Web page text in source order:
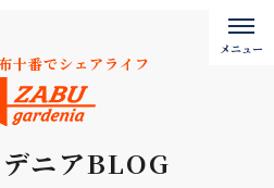
十番でシェアライフ
ニアBLOG